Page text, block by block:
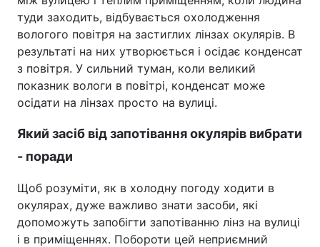
туди заходить, відбувається охолодження
вологого повітря на застиглих лінзах окулярів. В
результаті на них утворюється і осідає конденсат
з повітря. У сильний туман, коли великий
показник вологи в повітрі, конденсат може
осідати на лінзах просто на вулиці.
Який засіб від запотівання окулярів вибрати
- поради
Щоб розуміти, як в холодну погоду ходити в
окулярах, дуже важливо знати засоби, які
допоможуть запобігти запотіванню лінз на вулиці
і в приміщеннях. Побороти цей неприємний